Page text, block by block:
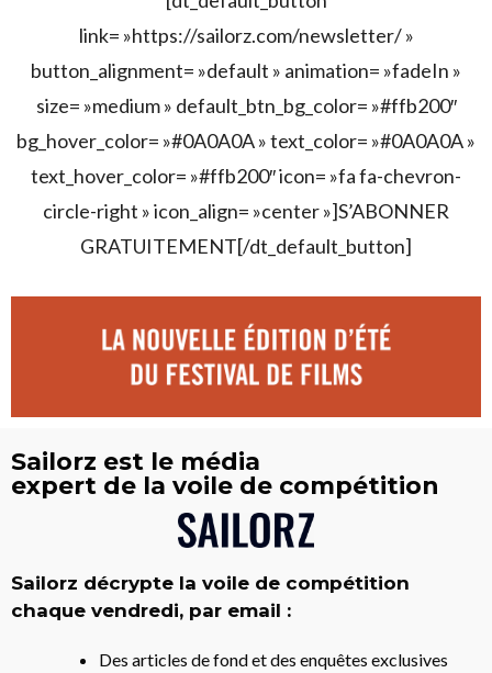
link= »https://sailorz.com/newsletter/ »
button_alignment= »default » animation= »fadeIn »
size= »medium » default_btn_bg_color= »#ffb200″
bg_hover_color= »#0A0A0A » text_color= »#0A0A0A »
text_hover_color= »#ffb200″ icon= »fa fa-chevron-
circle-right » icon_align= »center »]S’ABONNER
GRATUITEMENT[/dt_default_button]
Sailorz est le média
expert de la voile de compétition
Sailorz décrypte la voile de compétition
chaque vendredi, par email :
Des articles de fond et des enquêtes exclusives